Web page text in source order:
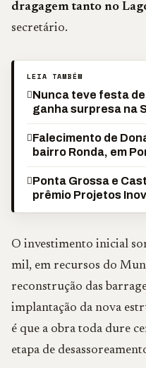
dragagem tanto no
secretário.
LEIA TAMBÉM
Nunca teve festa
ganha surpresa na
Falecimento de
bairro Ronda, em
Ponta Grossa e
prêmio Projetos
O investimento inicial
mil, em recursos do
reconstrução das
implantação da nova
é que a obra toda dure
etapa de